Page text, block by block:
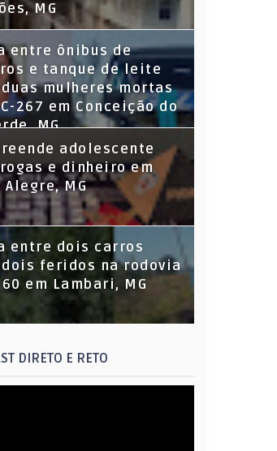
MG
entre ônibus de
e tanque de leite
mulheres mortas
267 em Conceição do
MG
adolescente
e dinheiro em
Alegre, MG
entre dois carros
feridos na rodovia
em Lambari, MG
DIRETO E RETO